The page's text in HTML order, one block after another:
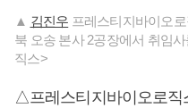
▲ 김진우 프레스티지바이오
북 오송 본사 2공장에서 취임
직스>
△프레스티지바이오로직